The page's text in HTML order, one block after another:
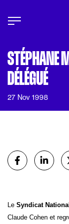
Aller au
STÉPHANE
DÉLÉGUÉ
27 Nov 1998
Partager
sur Facebook
sur
Le Syndicat
Claude Cohen et
Panneau de